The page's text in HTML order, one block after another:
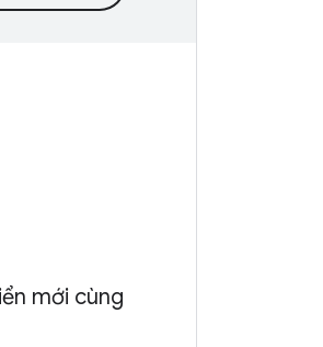
mới cùng